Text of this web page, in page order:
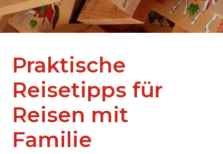
Praktische
Reisetipps für
Reisen mit
Familie